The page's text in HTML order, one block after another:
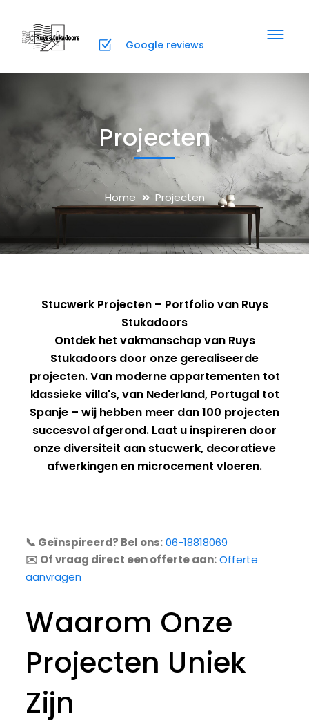
Google reviews
Projecten
Home Projecten
Stucwerk Projecten – Portfolio van Ruys
Stukadoors
Ontdek het vakmanschap van Ruys
Stukadoors door onze gerealiseerde
projecten. Van moderne appartementen tot
klassieke villa's, van Nederland, Portugal tot
Spanje – wij hebben meer dan 100 projecten
succesvol afgerond. Laat u inspireren door
onze diversiteit aan stucwerk, decoratieve
afwerkingen en microcement vloeren.
📞 Geïnspireerd? Bel ons: 06-18818069
✉️ Of vraag direct een offerte aan: Offerte
aanvragen
Waarom Onze
Projecten Uniek
Zijn